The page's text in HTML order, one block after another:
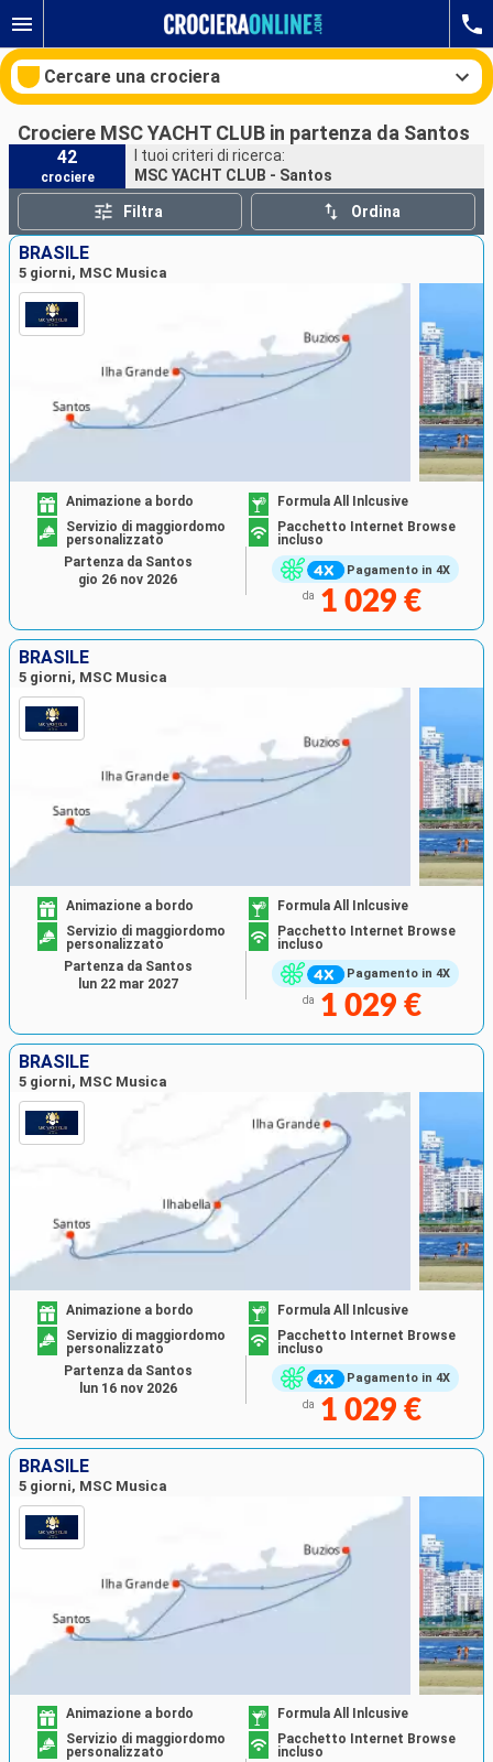
Cercare una crociera
Le nostre destinazioni
Mesi di partenza
Porti
Ricerca
Crociere MSC YACHT CLUB in partenza da Santos
42
crociere
I tuoi criteri di ricerca:
MSC YACHT CLUB - Santos
Filtra Ordina
BRASILE
5 giorni, MSC Musica
Pagamento in 4X
Animazione a bordo
Formula All Inlcusive
Servizio di maggiordomo
personalizzato
Pacchetto Internet Browse
incluso
da 1 029 €
Partenza da Santos
gio 26 nov 2026
BRASILE
5 giorni, MSC Musica
Pagamento in 4X
Animazione a bordo
Formula All Inlcusive
Servizio di maggiordomo
personalizzato
Pacchetto Internet Browse
incluso
da 1 029 €
Partenza da Santos
lun 22 mar 2027
BRASILE
5 giorni, MSC Musica
Pagamento in 4X
Animazione a bordo
Formula All Inlcusive
Servizio di maggiordomo
personalizzato
Pacchetto Internet Browse
incluso
da 1 029 €
Partenza da Santos
lun 16 nov 2026
BRASILE
5 giorni, MSC Musica
Animazione a bordo
Formula All Inlcusive
Servizio di maggiordomo
personalizzato
Pacchetto Internet Browse
incluso